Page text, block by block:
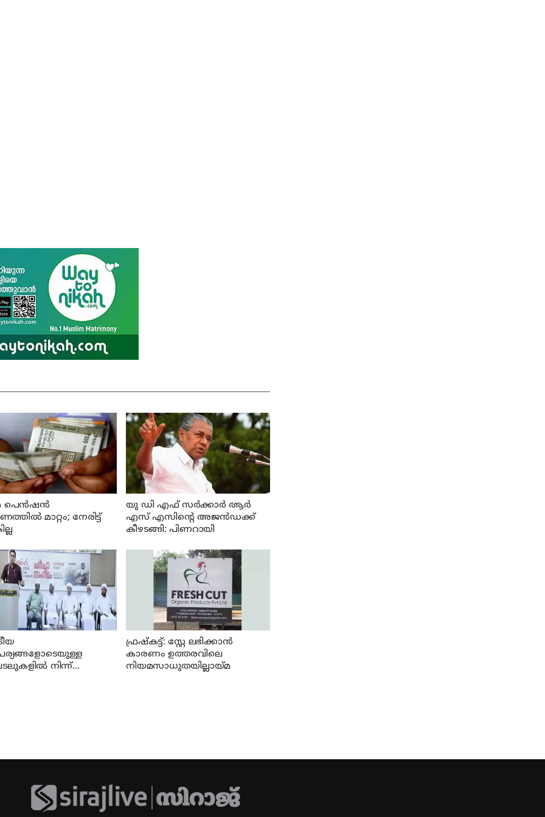
പെന്‍ഷന്‍
മാറ്റം; നേരിട്ട്
യു ഡി എഫ് സര്‍ക്കാര്‍ ആര്‍
എസ് എസിന്റെ അജന്‍ഡക്ക്‌
കീഴടങ്ങി: പിണറായി
നിന്ന്
ഫ്രഷ്‌കട്ട്: സ്റ്റേ ലഭിക്കാന്‍
കാരണം ഉത്തരവിലെ
നിയമസാധുതയില്ലായ്മ